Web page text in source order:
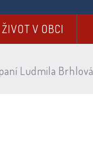
ŽIVOT V OBCI
Ludmila Brhlová